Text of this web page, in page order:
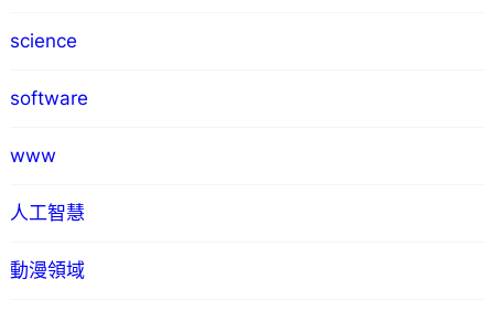
science
software
www
人工智慧
動漫領域